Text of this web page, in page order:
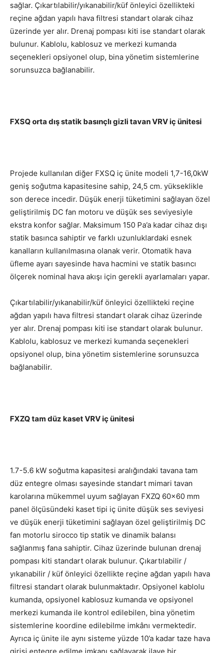
sağlar. Çıkartılabilir/yıkanabilir/küf önleyici özellikteki
reçine ağdan yapılı hava filtresi standart olarak cihaz
üzerinde yer alır. Drenaj pompası kiti ise standart olarak
bulunur. Kablolu, kablosuz ve merkezi kumanda
seçenekleri opsiyonel olup, bina yönetim sistemlerine
sorunsuzca bağlanabilir.
FXSQ orta dış statik basınçlı gizli tavan VRV iç ünitesi
Projede kullanılan diğer FXSQ iç ünite modeli 1,7-16,0kW
geniş soğutma kapasitesine sahip, 24,5 cm. yükseklikle
son derece incedir. Düşük enerji tüketimini sağlayan özel
geliştirilmiş DC fan motoru ve düşük ses seviyesiyle
ekstra konfor sağlar. Maksimum 150 Pa’a kadar cihaz dışı
statik basınca sahiptir ve farklı uzunluklardaki esnek
kanalların kullanılmasına olanak verir. Otomatik hava
üfleme ayarı sayesinde hava hacmini ve statik basıncı
ölçerek nominal hava akışı için gerekli ayarlamaları yapar.
Çıkartılabilir/yıkanabilir/küf önleyici özellikteki reçine
ağdan yapılı hava filtresi standart olarak cihaz üzerinde
yer alır. Drenaj pompası kiti ise standart olarak bulunur.
Kablolu, kablosuz ve merkezi kumanda seçenekleri
opsiyonel olup, bina yönetim sistemlerine sorunsuzca
bağlanabilir.
FXZQ tam düz kaset VRV iç ünitesi
1.7-5.6 kW soğutma kapasitesi aralığındaki tavana tam
düz entegre olması sayesinde standart mimari tavan
karolarına mükemmel uyum sağlayan FXZQ 60×60 mm
panel ölçüsündeki kaset tipi iç ünite düşük ses seviyesi
ve düşük enerji tüketimini sağlayan özel geliştirilmiş DC
fan motorlu sirocco tip statik ve dinamik balansı
sağlanmış fana sahiptir. Cihaz üzerinde bulunan drenaj
pompası kiti standart olarak bulunur. Çıkartılabilir /
yıkanabilir / küf önleyici özellikte reçine ağdan yapılı hava
filtresi standart olarak bulunmaktadır. Opsiyonel kablolu
kumanda, opsiyonel kablosuz kumanda ve opsiyonel
merkezi kumanda ile kontrol edilebilen, bina yönetim
sistemlerine koordine edilebilme imkânı vermektedir.
Ayrıca iç ünite ile aynı sisteme yüzde 10’a kadar taze hava
girişi entegre edilme imkanı sağlayarak ilave bir